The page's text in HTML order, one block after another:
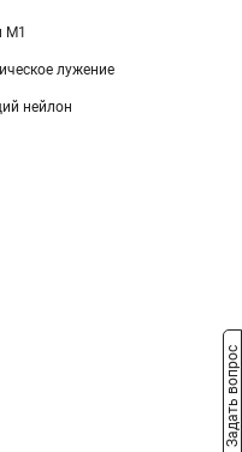
М1
лужение
нейлон
Задать вопрос